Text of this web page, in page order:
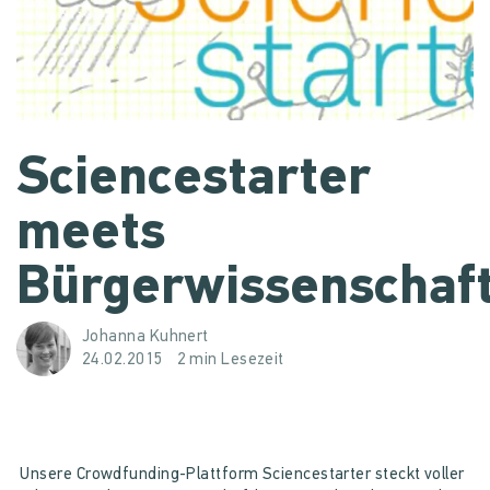
Sciencestarter
meets
Johanna Kuhnert
24.02.2015
2 min Lesezeit
Unsere Crowdfunding-Plattform Sciencestarter steckt voller